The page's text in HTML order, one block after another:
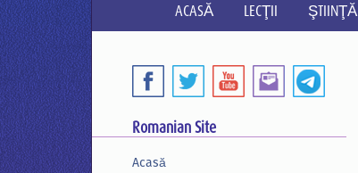
ACASĂ LECŢII ŞTIINŢĂ
Romanian Site
Acasă